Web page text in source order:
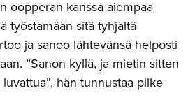
oopperan kanssa aiempaa
työstämään sitä tyhjältä
ja sanoo lähtevänsä helposti
”Sanon kyllä, ja mietin sitten
hän tunnustaa pilke